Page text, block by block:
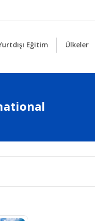
Eğitim Ülkeler